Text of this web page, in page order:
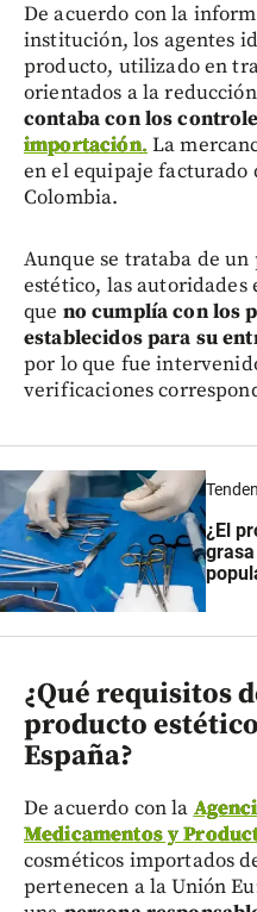
De acuerdo con la
institución, los agentes
producto, utilizado en
orientados a la
contaba con los
importación. La
en el equipaje facturado
Colombia.
Aunque se trataba de
estético, las
que no cumplía con los
establecidos para su
por lo que fue
verificaciones
¿El
¿Qué requisitos
producto
España?
De acuerdo con la
Medicamentos y
cosméticos importados
pertenecen a la Unión